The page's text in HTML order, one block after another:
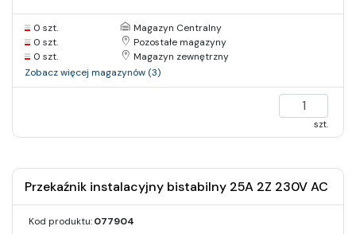
0 szt.
Magazyn Centralny
0 szt.
Pozostałe magazyny
0 szt.
Magazyn zewnętrzny
Zobacz więcej magazynów (3)
szt.
Przekaźnik instalacyjny bistabilny 25A 2Z 230V AC
Kod produktu:077904